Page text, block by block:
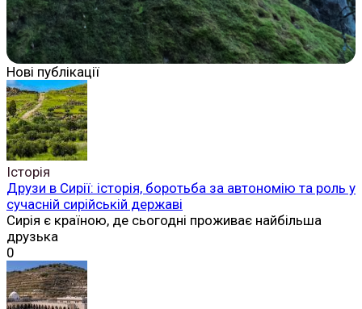
Нові публікації
Історія
Друзи в Сирії: історія, боротьба за автономію та роль у
сучасній сирійській державі
Сирія є країною, де сьогодні проживає найбільша
друзька
0